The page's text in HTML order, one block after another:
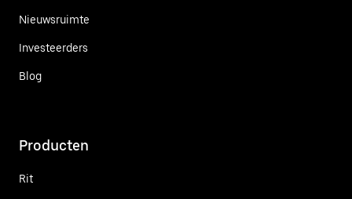
Nieuwsruimte
Investeerders
Blog
Producten
Rit